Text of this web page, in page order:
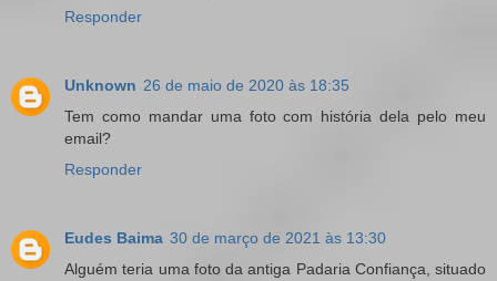
Responder
Unknown 26 de maio de 2020 às 18:35
Tem como mandar uma foto com história dela pelo meu
email?
Responder
Eudes Baima 30 de março de 2021 às 13:30
Alguém teria uma foto da antiga Padaria Confiança, situado